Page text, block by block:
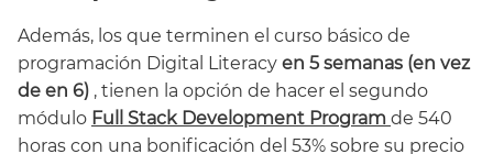
Además, los que terminen el curso básico de
programación Digital Literacy en 5 semanas (en vez
de en 6) , tienen la opción de hacer el segundo
módulo Full Stack Development Program de 540
horas con una bonificación del 53% sobre su precio